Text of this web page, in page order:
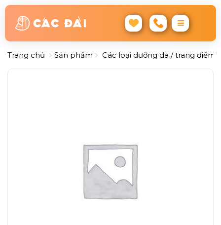
Trang chủ Sản phẩm Các loại dưỡng da / trang điểm